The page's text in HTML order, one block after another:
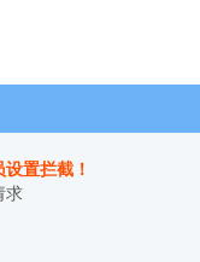
置拦截！
求